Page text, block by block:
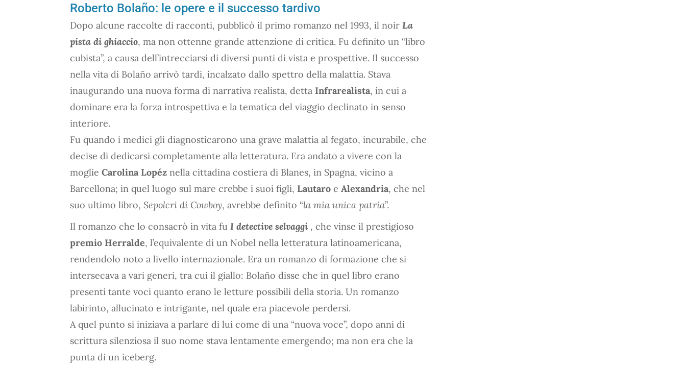
Roberto Bolaño: le opere e il successo tardivo
Dopo alcune raccolte di racconti, pubblicò il primo romanzo nel 1993, il noir La
pista di ghiaccio, ma non ottenne grande attenzione di critica. Fu definito un “libro
cubista”, a causa dell’intrecciarsi di diversi punti di vista e prospettive. Il successo
nella vita di Bolaño arrivò tardi, incalzato dallo spettro della malattia. Stava
inaugurando una nuova forma di narrativa realista, detta Infrarealista, in cui a
dominare era la forza introspettiva e la tematica del viaggio declinato in senso
interiore.
Fu quando i medici gli diagnosticarono una grave malattia al fegato, incurabile, che
decise di dedicarsi completamente alla letteratura. Era andato a vivere con la
moglie Carolina Lopéz nella cittadina costiera di Blanes, in Spagna, vicino a
Barcellona; in quel luogo sul mare crebbe i suoi figli, Lautaro e Alexandria, che nel
suo ultimo libro, Sepolcri di Cowboy, avrebbe definito “la mia unica patria”.
Il romanzo che lo consacrò in vita fu I detective selvaggi , che vinse il prestigioso
premio Herralde, l’equivalente di un Nobel nella letteratura latinoamericana,
rendendolo noto a livello internazionale. Era un romanzo di formazione che si
intersecava a vari generi, tra cui il giallo: Bolaño disse che in quel libro erano
presenti tante voci quanto erano le letture possibili della storia. Un romanzo
labirinto, allucinato e intrigante, nel quale era piacevole perdersi.
A quel punto si iniziava a parlare di lui come di una “nuova voce”, dopo anni di
scrittura silenziosa il suo nome stava lentamente emergendo; ma non era che la
punta di un iceberg.